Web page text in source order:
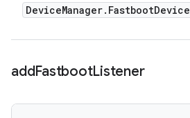
DeviceManager. FastbootDevice
addFastbootListener